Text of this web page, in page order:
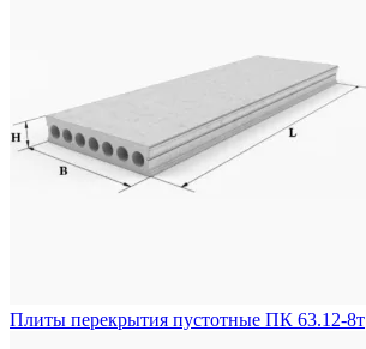
Плиты перекрытия пустотные ПК 63.12-8т